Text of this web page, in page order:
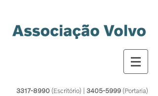
3317-8990 (Escritório) | 3405-5999(Portaria)